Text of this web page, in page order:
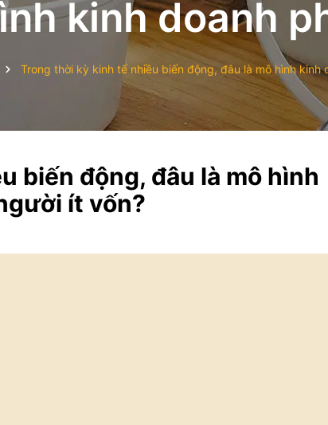
kinh doanh
Trong thời kỳ kinh tế nhiều biến động, đâu là mô hình kinh
biến động, đâu là mô hình
ít vốn?